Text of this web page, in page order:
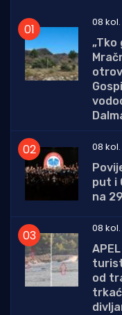
08
„Tko
08
put i
na
08
od